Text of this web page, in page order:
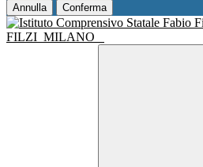
Annulla Conferma
FILZI MILANO